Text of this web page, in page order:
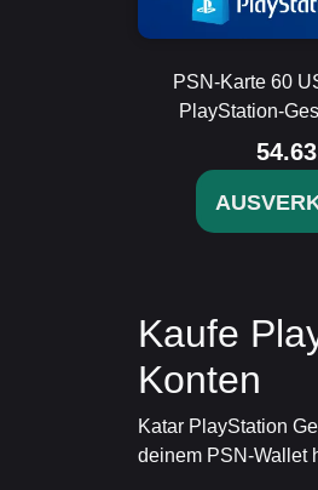
PSN-Karte 60
PlayStation-
54.63
Kaufe
Konten
Katar PlayStation
deinem PSN-Wallet